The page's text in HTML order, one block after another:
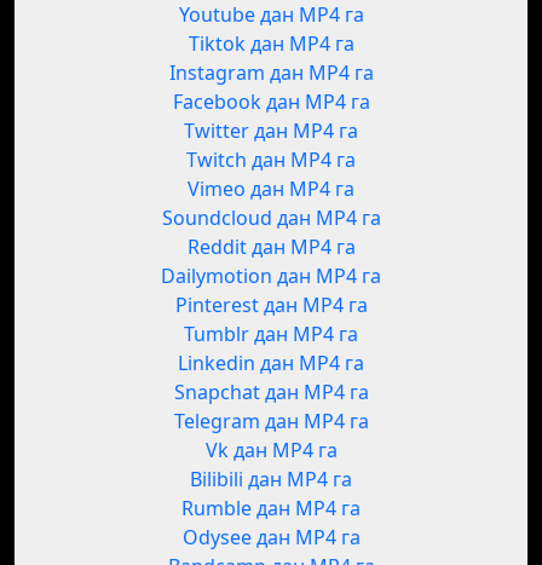
Youtube дан MP4 га
Tiktok дан MP4 га
Instagram дан MP4 га
Facebook дан MP4 га
Twitter дан MP4 га
Twitch дан MP4 га
Vimeo дан MP4 га
Soundcloud дан MP4 га
Reddit дан MP4 га
Dailymotion дан MP4 га
Pinterest дан MP4 га
Tumblr дан MP4 га
Linkedin дан MP4 га
Snapchat дан MP4 га
Telegram дан MP4 га
Vk дан MP4 га
Bilibili дан MP4 га
Rumble дан MP4 га
Odysee дан MP4 га